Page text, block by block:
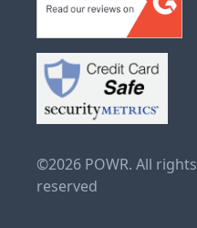
©2026 POWR. All rights
reserved